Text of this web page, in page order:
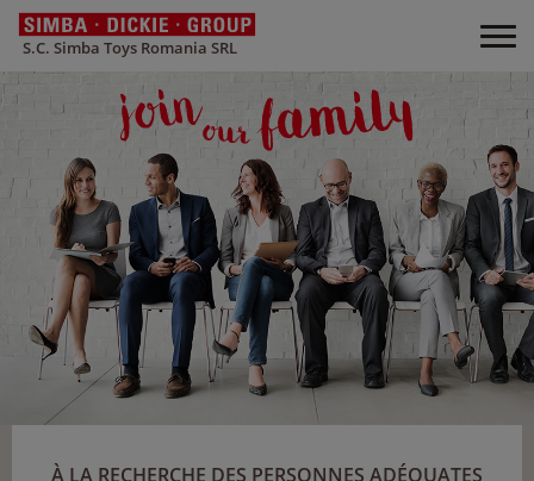
S.C. Simba Toys Romania SRL
À LA RECHERCHE DES PERSONNES ADÉQUATES